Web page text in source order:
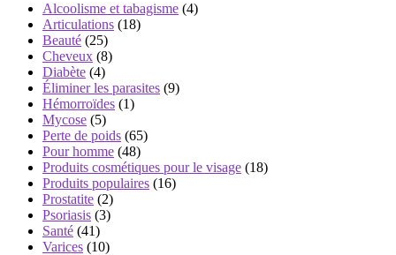
Alcoolisme et tabagisme (4)
Articulations (18)
Beauté (25)
Cheveux (8)
Diabète (4)
Éliminer les parasites (9)
Hémorroïdes (1)
Mycose (5)
Perte de poids (65)
Pour homme (48)
Produits cosmétiques pour le visage (18)
Produits populaires (16)
Prostatite (2)
Psoriasis (3)
Santé (41)
Varices (10)